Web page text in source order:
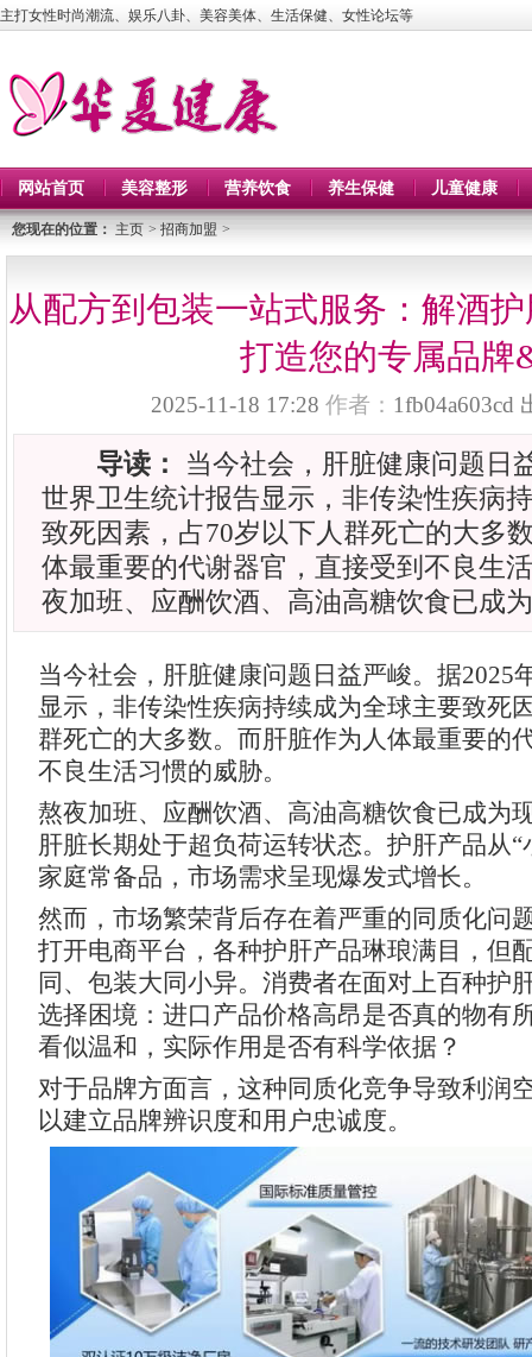
主打女性时尚潮流、娱乐八卦、美容美体、生活保健、女性论坛等
网站首页 美容整形 营养饮食 养生保健 儿童健康
您现在的位置： 主页 > 招商加盟 >
从配方到包装一站式服务：解酒
打造您的专属品牌
2025-11-18 17:28 作者： 1fb04a603cd
导读：
当今社会，肝脏健康问题日
世界卫生统计报告显示，非传染性疾病
致死因素，占70岁以下人群死亡的大多
体最重要的代谢器官，直接受到不良生
夜加班、应酬饮酒、高油高糖饮食已成
当今社会，肝脏健康问题日益严峻。据2025
显示，非传染性疾病持续成为全球主要致死
群死亡的大多数。而肝脏作为人体最重要的
不良生活习惯的威胁。
熬夜加班、应酬饮酒、高油高糖饮食已成为
肝脏长期处于超负荷运转状态。护肝产品从“
家庭常备品，市场需求呈现爆发式增长。
然而，市场繁荣背后存在着严重的同质化问
打开电商平台，各种护肝产品琳琅满目，但
同、包装大同小异。消费者在面对上百种护
选择困境：进口产品价格高昂是否真的物有
看似温和，实际作用是否有科学依据？
对于品牌方面言，这种同质化竞争导致利润
以建立品牌辨识度和用户忠诚度。